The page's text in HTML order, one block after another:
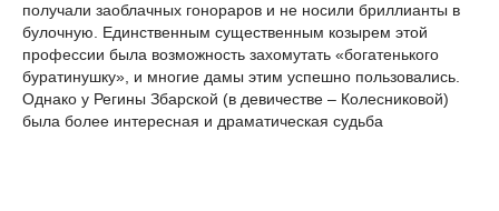
получали заоблачных гонораров и не носили бриллианты в
булочную. Единственным существенным козырем этой
профессии была возможность захомутать «богатенького
буратинушку», и многие дамы этим успешно пользовались.
Однако у Регины Збарской (в девичестве – Колесниковой)
была более интересная и драматическая судьба